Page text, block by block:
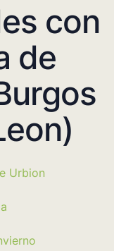
con
de
Urbion